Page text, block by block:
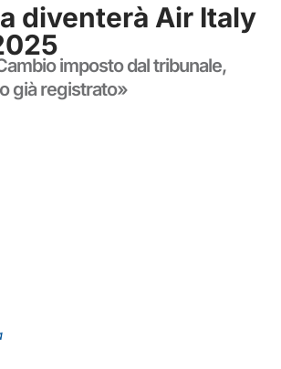
diventerà Air Italy
imposto dal tribunale,
già registrato»